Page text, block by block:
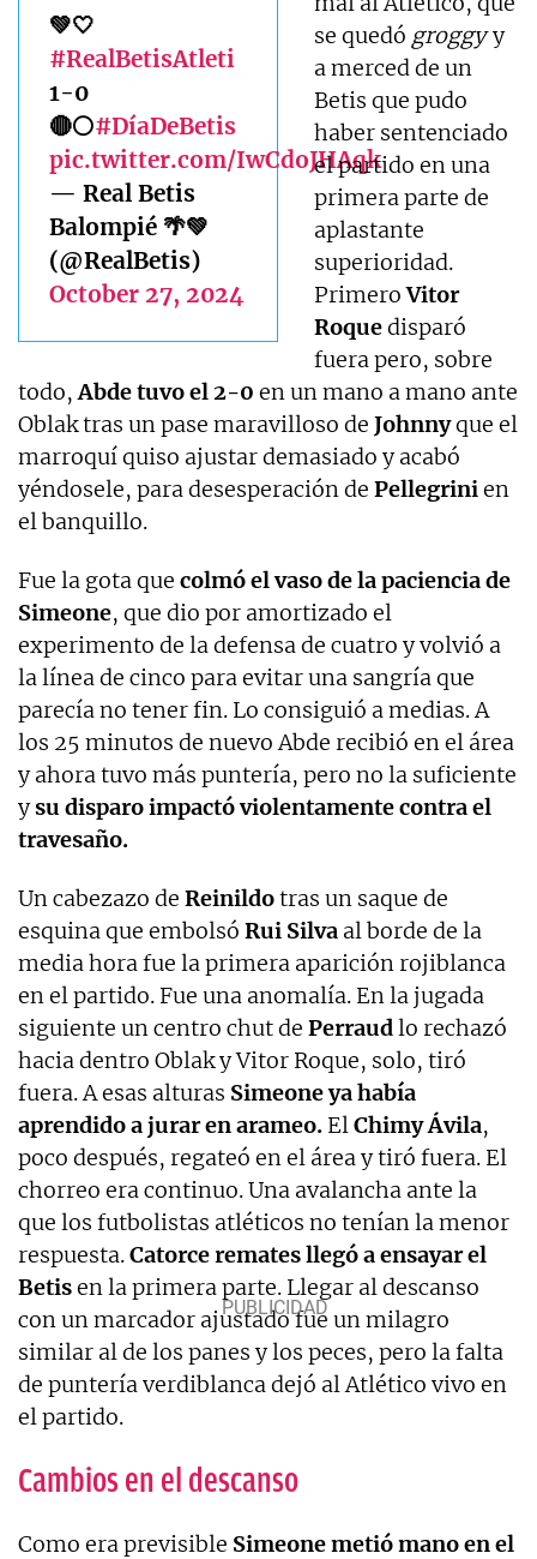
💚🤍
#RealBetisAtleti
1-0
🔴⚪#DíaDeBetis
pic.twitter.com/IwCdoJHAqk
— Real Betis
Balompié 🌴💚
(@RealBetis)
October 27, 2024
se quedó groggyy
a merced de un
Betis que pudo
haber sentenciado
el partido en una
primera parte de
aplastante
superioridad.
PrimeroVitor
Roquedisparó
fuera pero, sobre
todo,Abde tuvo el 2-0 en un mano a mano ante
Oblak tras un pase maravilloso de Johnnyque el
marroquí quiso ajustar demasiado y acabó
yéndosele, para desesperación de Pellegrinien
el banquillo.
Fue la gota que colmó el vaso de la paciencia de
Simeone, que dio por amortizado el
experimento de la defensa de cuatro y volvió a
la línea de cinco para evitar una sangría que
parecía no tener fin. Lo consiguió a medias. A
los 25 minutos de nuevo Abde recibió en el área
y ahora tuvo más puntería, pero no la suficiente
ysu disparo impactó violentamente contra el
travesaño.
Un cabezazo de Reinildotras un saque de
esquina que embolsó Rui Silva al borde de la
media hora fue la primera aparición rojiblanca
en el partido. Fue una anomalía. En la jugada
siguiente un centro chut de Perraudlo rechazó
hacia dentro Oblak y Vitor Roque, solo, tiró
fuera. A esas alturas Simeone ya había
aprendido a jurar en arameo. ElChimy Ávila,
poco después, regateó en el área y tiró fuera. El
chorreo era continuo. Una avalancha ante la
que los futbolistas atléticos no tenían la menor
respuesta.Catorce remates llegó a ensayar el
Betisen la primera parte. Llegar al descanso
con un marcador ajustado fue un milagro
similar al de los panes y los peces, pero la falta
de puntería verdiblanca dejó al Atlético vivo en
el partido.
Cambios en el descanso
Como era previsible Simeone metió mano en el